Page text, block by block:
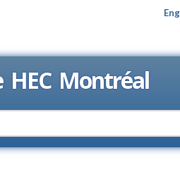
Montréal